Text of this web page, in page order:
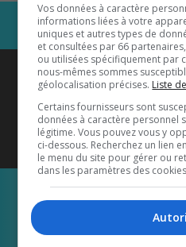
Coyote New
également
Écoutez-
Vos données à caractère
informations liées à votre
uniques et autres types de
et consultées par 66
ou utilisées spécifiquement par
nous-mêmes sommes
géolocalisation précises. Liste
Certains fournisseurs sont
données à caractère personnel
légitime. Vous pouvez vous y
ci-dessous. Recherchez un lien
le menu du site pour gérer ou
dans les paramètres des